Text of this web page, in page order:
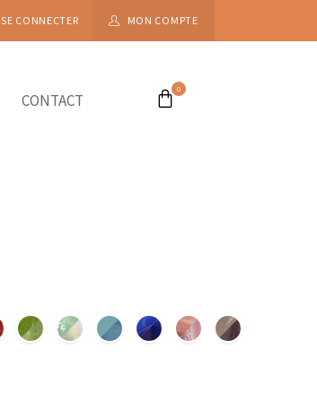
SE CONNECTER MON COMPTE
CONTACT
0